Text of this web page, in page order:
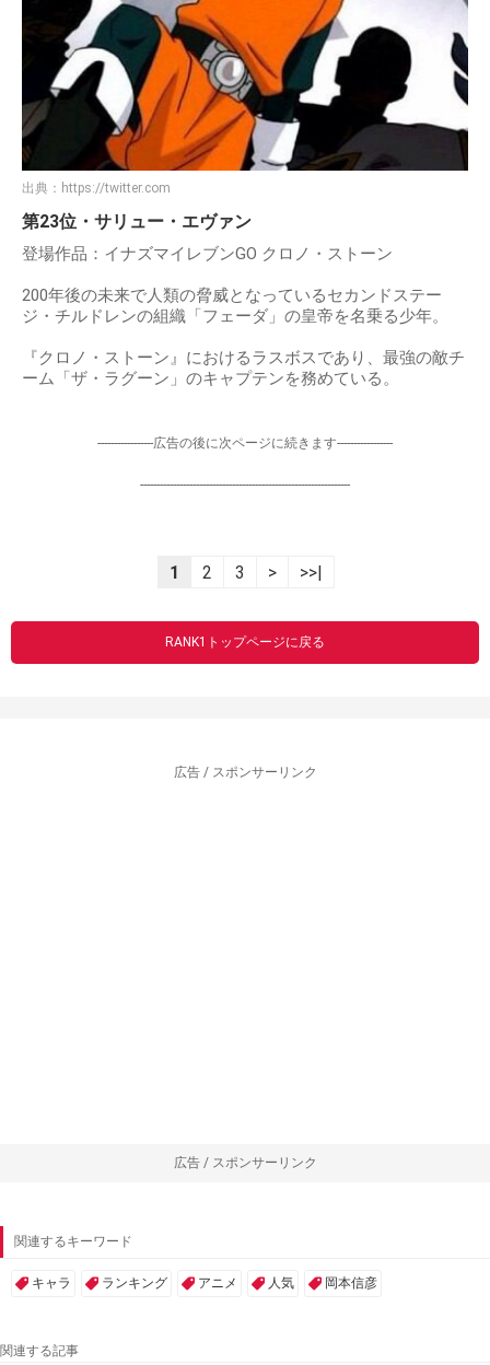
出典： https://twitter.com
第23位・サリュー・エヴァン
登場作品：イナズマイレブンGO クロノ・ストーン
200年後の未来で人類の脅威となっているセカンドステー
ジ・チルドレンの組織「フェーダ」の皇帝を名乗る少年。
『クロノ・ストーン』におけるラスボスであり、最強の敵チ
ーム「ザ・ラグーン」のキャプテンを務めている。
-----------------広告の後に次ページに続きます-----------------
----------------------------------------------------------------
1 2 3 > >>|
RANK1トップページに戻る
広告 / スポンサーリンク
広告 / スポンサーリンク
関連するキーワード
キャラ ランキング アニメ 人気 岡本信彦
関連する記事